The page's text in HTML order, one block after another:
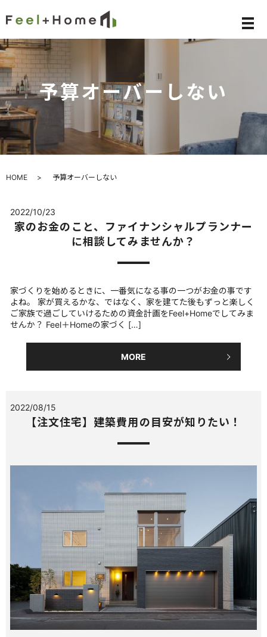
メ
予算オーバーしない
HOME 予算オーバーしない
2022/10/23
家のお金のこと、ファイナンシャルプランナー
に相談してみませんか？
家づくりを始めるときに、一番気になる事の一つがお金の事です
よね。 家が買えるかな、ではなく、家を建てた後もずっと楽しく
ご家族で過ごしていけるための資金計画をFeel+Homeでしてみま
せんか？ Feel＋Homeの家づく […]
MORE
2022/08/15
【注文住宅】建築費用の目安が知りたい！